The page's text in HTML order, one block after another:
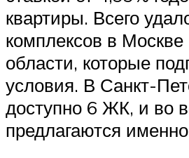
квартиры. Всего
комплексов в
области, которые
условия. В Санкт-
доступно 6 ЖК, и во
предлагаются